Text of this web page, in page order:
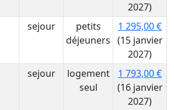
2027)
sejour
petits
déjeuners
1 295,00 €
(15 janvier
2027)
sejour
logement
seul
1 793,00 €
(16 janvier
2027)